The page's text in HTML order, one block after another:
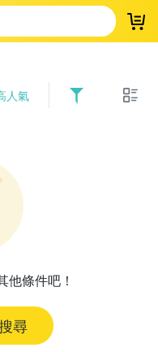
登
人氣
他條件吧！
尋